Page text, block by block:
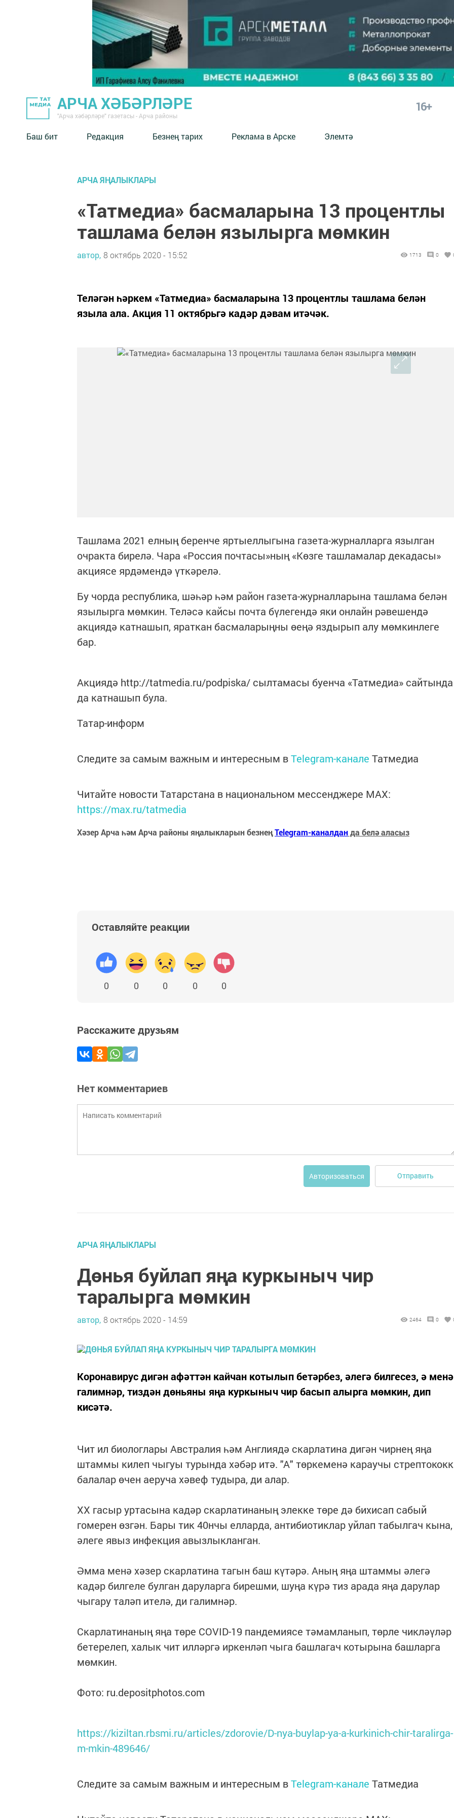
АРЧА ХӘБӘРЛӘРЕ
"Арча хәбәрләре" газетасы - Арча районы
16+
Баш бит Редакция Безнең тарих Реклама в Арске Элемтә
АРЧА ЯҢАЛЫКЛАРЫ
«Татмедиа» басмаларына 13 процентлы
ташлама белән язылырга мөмкин
автор, 8 октябрь 2020 - 15:52 1713 0
Теләгән һәркем «Татмедиа» басмаларына 13 процентлы ташлама белән
языла ала. Акция 11 октябрьгә кадәр дәвам итәчәк.
Ташлама 2021 елның беренче яртыеллыгына газета-журналларга язылган
очракта бирелә. Чара «Россия почтасы»ның «Көзге ташламалар декадасы»
акциясе ярдәмендә үткәрелә.
Бу чорда республика, шәһәр һәм район газета-журналларына ташлама белән
язылырга мөмкин. Теләсә кайсы почта бүлегендә яки онлайн рәвешендә
акциядә катнашып, яраткан басмаларыңны өеңә яздырып алу мөмкинлеге
бар.
Акциядә http://tatmedia.ru/podpiska/ сылтамасы буенча «Татмедиа» сайтында
да катнашып була.
Татар-информ
Следите за самым важным и интересным вTelegram-канале Татмедиа
Читайте новости Татарстана в национальном мессенджере MАХ:
https://max.ru/tatmedia
Хәзер Арча һәм Арча районы яңалыкларын безнеңTelegram-каналданда белә аласыз
Оставляйте реакции
0 0 0 0 0
Расскажите друзьям
Нет комментариев
Авторизоваться Отправить
АРЧА ЯҢАЛЫКЛАРЫ
Дөнья буйлап яңа куркыныч чир
таралырга мөмкин
автор, 8 октябрь 2020 - 14:59 2464 0
Коронавирус дигән афәттән кайчан котылып бетәрбез, әлегә билгесез, ә менә
галимнәр, тиздән дөньяны яңа куркыныч чир басып алырга мөмкин, дип
кисәтә.
Чит ил биологлары Австралия һәм Англиядә скарлатина дигән чирнең яңа
штаммы килеп чыгуы турында хәбәр итә. "А" төркеменә караучы стрептококк
балалар өчен аеруча хәвеф тудыра, ди алар.
XX гасыр уртасына кадәр скарлатинаның элекке төре дә бихисап сабый
гомерен өзгән. Бары тик 40нчы елларда, антибиотиклар уйлап табылгач кына,
әлеге явыз инфекция авызлыкланган.
Әмма менә хәзер скарлатина тагын баш күтәрә. Аның яңа штаммы әлегә
кадәр билгеле булган даруларга бирешми, шуңа күрә тиз арада яңа дарулар
чыгару таләп ителә, ди галимнәр.
Скарлатинаның яңа төре COVID-19 пандемиясе тәмамланып, төрле чикләүләр
бетерелеп, халык чит илләргә иркенләп чыга башлагач котырына башларга
мөмкин.
Фото: ru.depositphotos.com
https://kiziltan.rbsmi.ru/articles/zdorovie/D-nya-buylap-ya-a-kurkinich-chir-taralirga-
m-mkin-489646/
Следите за самым важным и интересным вTelegram-канале Татмедиа